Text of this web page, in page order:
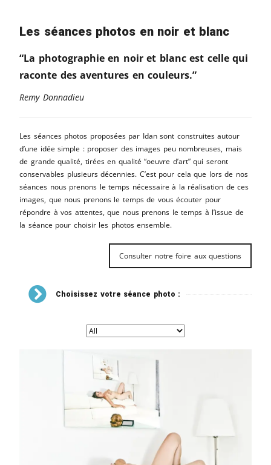
Les séances photos en noir et blanc
“La photographie en noir et blanc est celle qui
raconte des aventures en couleurs.”
Remy Donnadieu
Les séances photos proposées par Idan sont construites autour
d’une idée simple : proposer des images peu nombreuses, mais
de grande qualité, tirées en qualité “oeuvre d’art” qui seront
conservables plusieurs décennies. C’est pour cela que lors de nos
séances nous prenons le temps nécessaire à la réalisation de ces
images, que nous prenons le temps de vous écouter pour
répondre à vos attentes, que nous prenons le temps à l’issue de
la séance pour choisir les photos ensemble.
Consulter notre foire aux questions
Choisissez votre séance photo :